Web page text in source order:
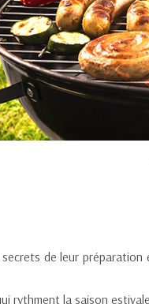
de leur
rythment la saison